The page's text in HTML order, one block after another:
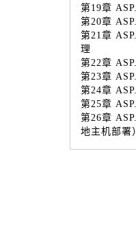
第19章
第20章
第21章
理
第22章
第23章
第24章
第25章
第26章
地主机部署